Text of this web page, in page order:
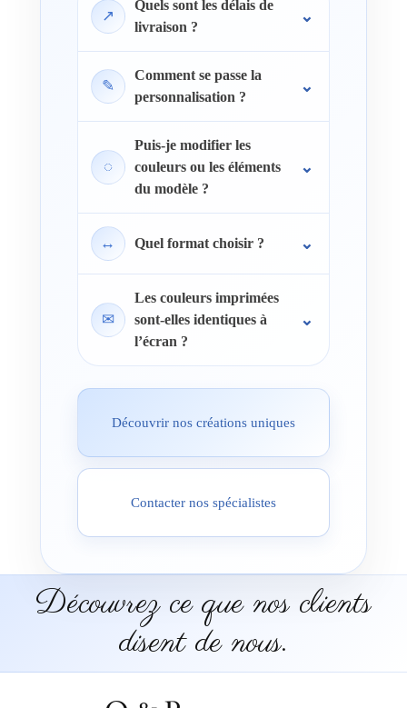
↗
Quels sont les délais de
livraison ?
✎
Comment se passe la
personnalisation ?
◌
Puis-je modifier les
couleurs ou les éléments
du modèle ?
↔ Quel format choisir ?
✉
Les couleurs imprimées
sont-elles identiques à
l’écran ?
Découvrir nos créations uniques
Contacter nos spécialistes
Découvrez ce que nos clients
disent de nous.